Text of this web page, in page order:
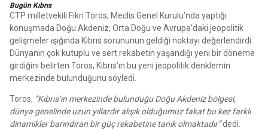
Bugün Kıbrıs
CTP milletvekili Fikri Toros, Meclis Genel Kurulu’nda yaptığı
konuşmada Doğu Akdeniz, Orta Doğu ve Avrupa’daki jeopolitik
gelişmeler ışığında Kıbrıs sorununun geldiği noktayı değerlendirdi.
Dünyanın çok kutuplu ve sert rekabetin yaşandığı yeni bir döneme
girdiğini belirten Toros, Kıbrıs’ın bu yeni jeopolitik denklemin
merkezinde bulunduğunu söyledi.
Toros, “Kıbrıs’ın merkezinde bulunduğu Doğu Akdeniz bölgesi,
dünya genelinde uzun yıllardır alışık olduğumuz fakat bu kez farklı
dinamikler barındıran bir güç rekabetine tanık olmaktadır”dedi.